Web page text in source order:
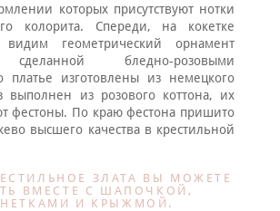
которых присутствуют нотки
колорита. Спереди, на кокетке
геометрический орнамент
бледно-розовыми
платье изготовлены из немецкого
выполнен из розового коттона, их
фестоны. По краю фестона пришито
высшего качества в крестильной
ЗЛАТА ВЫ МОЖЕТЕ
ВМЕСТЕ С ШАПОЧКОЙ,
И КРЫЖМОЙ.